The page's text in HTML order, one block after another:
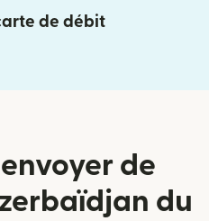
de débit
de
du